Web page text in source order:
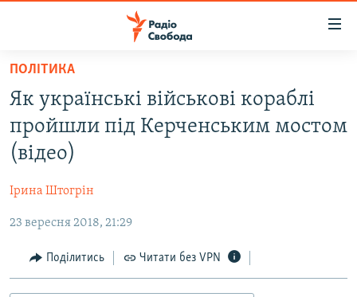
Перейти
основного
матеріалу
Перейти
до
основної
навігації
Перейти
пошуку
ВСЕ ЗА ДОБУ
СТАТТІ
ЕКОНОМІКА
СУСПІЛЬСТВО
КУЛЬТУРА
РОСІЙСЬКА «ФІЛЬТРАЦІЯ»
ДОНБАС.РЕАЛІЇ
КРИМ.РЕАЛІЇ
ПОЛІТИКА
Як українські військові кораблі
пройшли під Керченським мостом
(відео)
Ірина Штогрін
23 вересня 2018, 21:29
Поділитись Читати без VPN